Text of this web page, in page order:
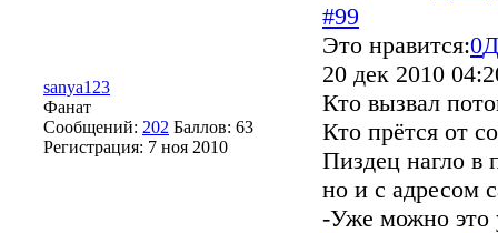
sanya123
Фанат
Сообщений: 202 Баллов: 63
Регистрация: 7 ноя 2010
#99
Это нравится:0
20 дек 2010
Кто вызвал
Кто прётся от
Пиздец нагло в
но и с адресом
-Уже можно это